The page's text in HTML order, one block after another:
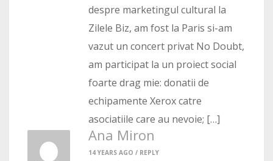
despre marketingul cultural la
Zilele Biz, am fost la Paris si-am
vazut un concert privat No Doubt,
am participat la un proiect social
foarte drag mie: donatii de
echipamente Xerox catre
asociatiile care au nevoie; […]
Ana Miron
14 YEARS AGO / REPLY